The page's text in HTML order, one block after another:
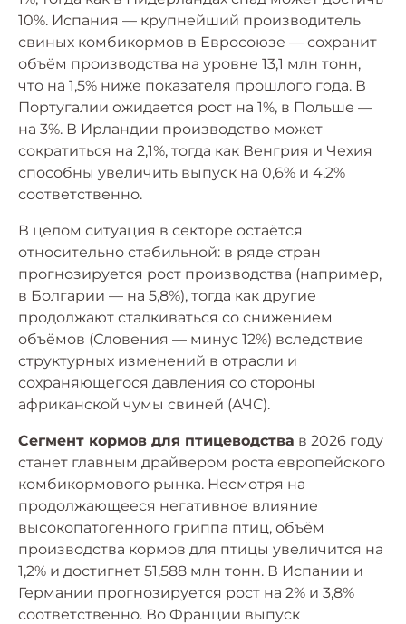
10%. Испания — крупнейший производитель
свиных комбикормов в Евросоюзе — сохранит
объём производства на уровне 13,1 млн тонн,
что на 1,5% ниже показателя прошлого года. В
Португалии ожидается рост на 1%, в Польше —
на 3%. В Ирландии производство может
сократиться на 2,1%, тогда как Венгрия и Чехия
способны увеличить выпуск на 0,6% и 4,2%
соответственно.
В целом ситуация в секторе остаётся
относительно стабильной: в ряде стран
прогнозируется рост производства (например,
в Болгарии — на 5,8%), тогда как другие
продолжают сталкиваться со снижением
объёмов (Словения — минус 12%) вследствие
структурных изменений в отрасли и
сохраняющегося давления со стороны
африканской чумы свиней (АЧС).
Сегмент кормов для птицеводства в 2026 году
станет главным драйвером роста европейского
комбикормового рынка. Несмотря на
продолжающееся негативное влияние
высокопатогенного гриппа птиц, объём
производства кормов для птицы увеличится на
1,2% и достигнет 51,588 млн тонн. В Испании и
Германии прогнозируется рост на 2% и 3,8%
соответственно. Во Франции выпуск